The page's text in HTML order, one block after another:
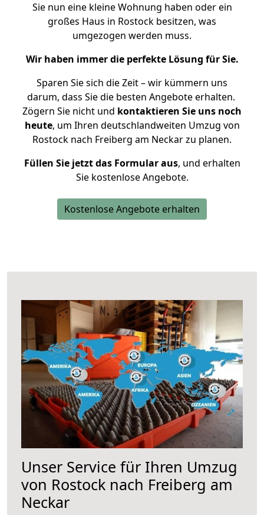
Sie nun eine kleine Wohnung haben oder ein
großes Haus in Rostock besitzen, was
umgezogen werden muss.
Wir haben immer die perfekte Lösung für Sie.
Sparen Sie sich die Zeit – wir kümmern uns
darum, dass Sie die besten Angebote erhalten.
Zögern Sie nicht und kontaktieren Sie uns noch
heute, um Ihren deutschlandweiten Umzug von
Rostock nach Freiberg am Neckar zu planen.
Füllen Sie jetzt das Formular aus, und erhalten
Sie kostenlose Angebote.
Kostenlose Angebote erhalten
Unser Service für Ihren Umzug
von Rostock nach Freiberg am
Neckar